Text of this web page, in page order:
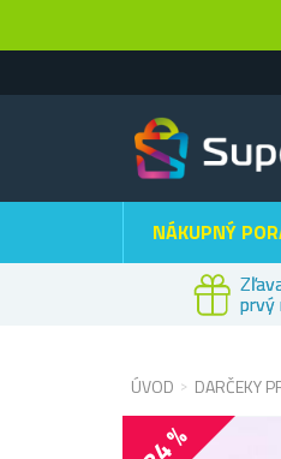
NÁKUPNÝ
prvý
ÚVOD DARČEKY